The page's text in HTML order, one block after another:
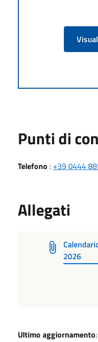
Punti di
Telefono : +39 0444
Allegati
2026
Ultimo aggiornamento